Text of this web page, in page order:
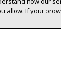
allow. If your